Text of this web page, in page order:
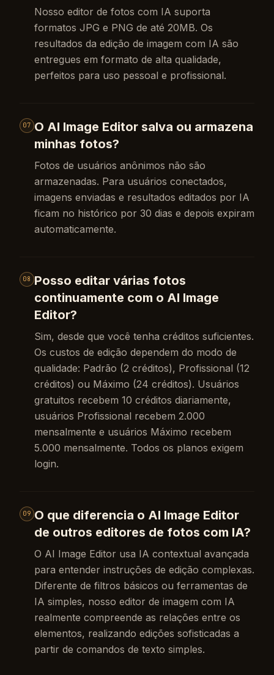
Nosso editor de fotos com IA suporta
formatos JPG e PNG de até 20MB. Os
resultados da edição de imagem com IA são
entregues em formato de alta qualidade,
perfeitos para uso pessoal e profissional.
07 O AI Image Editor salva ou armazena
minhas fotos?
Fotos de usuários anônimos não são
armazenadas. Para usuários conectados,
imagens enviadas e resultados editados por IA
ficam no histórico por 30 dias e depois expiram
automaticamente.
08
Posso editar várias fotos
continuamente com o AI Image
Editor?
Sim, desde que você tenha créditos suficientes.
Os custos de edição dependem do modo de
qualidade: Padrão (2 créditos), Profissional (12
créditos) ou Máximo (24 créditos). Usuários
gratuitos recebem 10 créditos diariamente,
usuários Profissional recebem 2.000
mensalmente e usuários Máximo recebem
5.000 mensalmente. Todos os planos exigem
login.
09 O que diferencia o AI Image Editor
de outros editores de fotos com IA?
O AI Image Editor usa IA contextual avançada
para entender instruções de edição complexas.
Diferente de filtros básicos ou ferramentas de
IA simples, nosso editor de imagem com IA
realmente compreende as relações entre os
elementos, realizando edições sofisticadas a
partir de comandos de texto simples.